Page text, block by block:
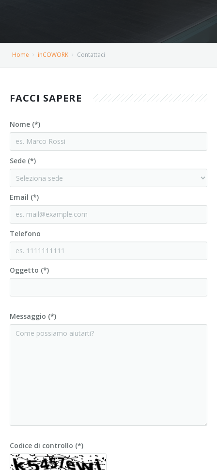
Home inCOWORK Contattaci
FACCI SAPERE
Nome (*)
Sede (*)
Email (*)
Telefono
Oggetto (*)
Messaggio (*)
Codice di controllo (*)